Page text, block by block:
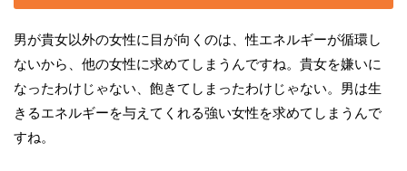
男が貴女以外の女性に目が向くのは、性エネルギーが循環し
ないから、他の女性に求めてしまうんですね。貴女を嫌いに
なったわけじゃない、飽きてしまったわけじゃない。男は生
きるエネルギーを与えてくれる強い女性を求めてしまうんで
すね。